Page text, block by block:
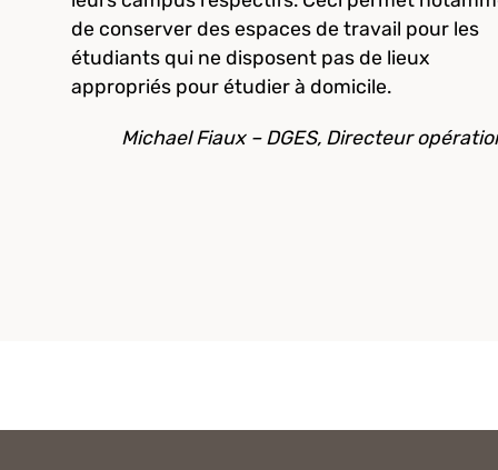
de conserver des espaces de travail pour les
étudiants qui ne disposent pas de lieux
appropriés pour étudier à domicile.
Michael Fiaux – DGES, Directeur